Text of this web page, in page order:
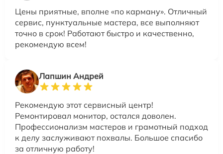
Цены приятные, вполне «по карману». Отличный
сервис, пунктуальные мастера, все выполняют
точно в срок! Работают быстро и качественно,
рекомендую всем!
Лапшин Андрей
Рекомендую этот сервисный центр!
Ремонтировал монитор, остался доволен.
Профессионализм мастеров и грамотный подход
к делу заслуживают похвалы. Большое спасибо
за отличную работу!